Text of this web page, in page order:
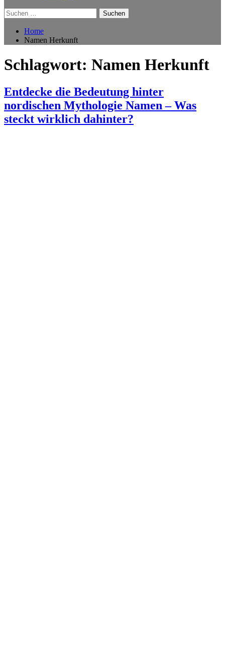
Suchen
nach:
Home
Namen Herkunft
Schlagwort: Namen Herkunft
Entdecke die Bedeutung hinter
nordischen Mythologie Namen – Was
steckt wirklich dahinter?